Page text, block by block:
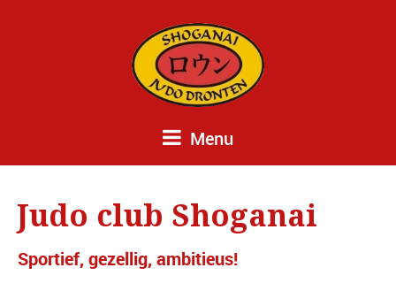
Menu
Judo club Shoganai
Sportief, gezellig, ambitieus!